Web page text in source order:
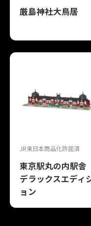
厳島神社大鳥居
JR東日本商品化許諾済
東京駅丸の内駅舎
デラックスエディ
ョン